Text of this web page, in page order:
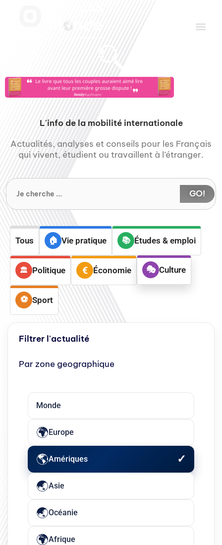
L'info de la mobilité internationale
Actualités, analyses et conseils pour les Français
qui vivent, étudient ou travaillent à l’étranger.
GO!
Tous Vie pratique Études & emploi
Politique Économie Culture
Sport
Filtrer l'actualité
Par zone geographique
Monde
Europe
Amériques
Asie
Océanie
Afrique